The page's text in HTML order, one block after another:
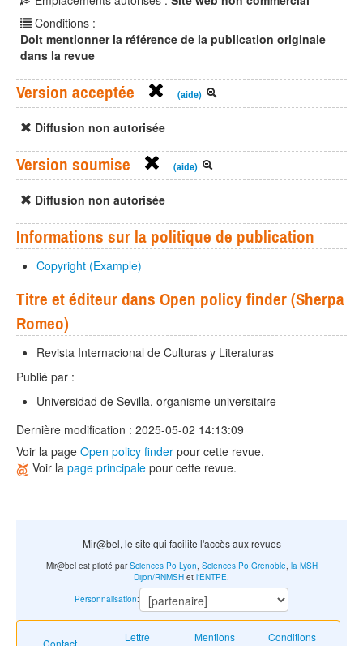
Conditions :
Doit mentionner la référence de la publication originale
dans la revue
Version acceptée (aide)
Diffusion non autorisée
Version soumise (aide)
Diffusion non autorisée
Informations sur la politique de publication
Copyright (Example)
Titre et éditeur dans Open policy finder (Sherpa
Romeo)
Revista Internacional de Culturas y Literaturas
Publié par :
Universidad de Sevilla, organisme universitaire
Dernière modification : 2025-05-02 14:13:09
Voir la page Open policy finder pour cette revue.
Voir la page principale pour cette revue.
Mir@bel, le site qui facilite l'accès aux revues
Lettre
Mentions
Conditions
Mir@bel est piloté parSciences Po Lyon, Sciences Po Grenoble, la MSH
Dijon/RNMSH et l'ENTPE.
Personnalisation: